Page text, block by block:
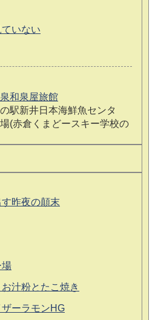
いない
和泉屋旅館
新井日本海鮮魚センタ
(赤倉くまどースキー学校の
昨夜の顛末
場
汁粉とたこ焼き
ーラモンHG